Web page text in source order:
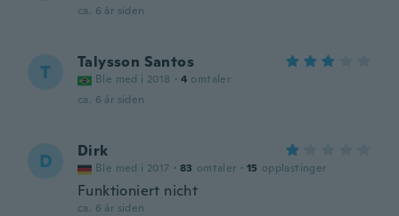
ca. 6 år siden
T Talysson Santos
Ble med i 2018 · 4 omtaler
ca. 6 år siden
D Dirk
Ble med i 2017 · 83 omtaler · 15 opplastinger
Funktioniert nicht
ca. 6 år siden